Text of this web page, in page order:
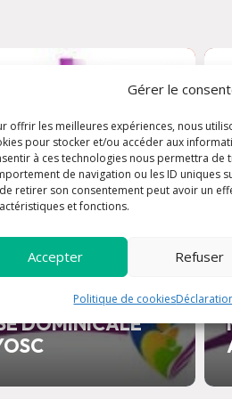
Gérer le
offrir les meilleures expériences, nous
pour stocker et/ou accéder aux
à ces technologies nous permettra de
de navigation ou les ID uniques
retirer son consentement peut avoir un
et fonctions.
Accepter Refuser
Politique de cookies
DOMINICALE